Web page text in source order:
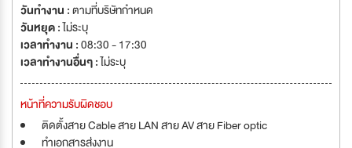
วันทำงาน :ตามที่บริษัทกำหนด
วันหยุด :ไม่ระบุ
เวลาทำงาน :08:30 - 17:30
เวลาทำงานอื่นๆ :ไม่ระบุ
หน้าที่ความรับผิดชอบ
ติดตั้งสาย Cable สาย LAN สาย AV สาย Fiber optic
ทำเอกสารส่งงาน